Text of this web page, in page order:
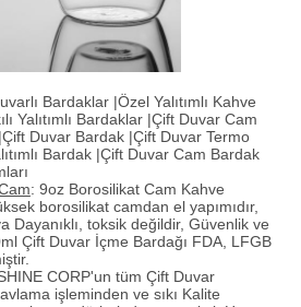
Bardaklar |Özel Yalıtımlı Kahve
Yalıtımlı Bardaklar |Çift Duvar Cam
Duvar Bardak |Çift Duvar Termo
Bardak |Çift Duvar Cam Bardak
: 9oz Borosilikat Cam Kahve
borosilikat camdan el yapımıdır,
Dayanıklı, toksik değildir, Güvenlik ve
Çift Duvar İçme Bardağı FDA, LFGB
CORP'un tüm Çift Duvar
işleminden ve sıkı Kalite